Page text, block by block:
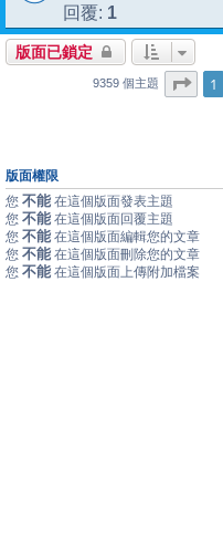
回覆: 1
版面已鎖定
9359 個主題 第1
1
版面權限
您 不能 在這個版面發表主題
您 不能 在這個版面回覆主題
您 不能 在這個版面編輯您的文章
您 不能 在這個版面刪除您的文章
您 不能 在這個版面上傳附加檔案